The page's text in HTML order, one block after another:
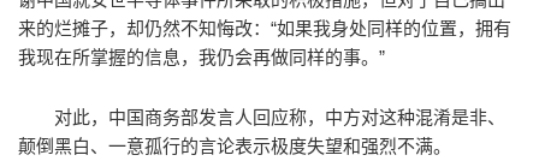
来的烂摊子，却仍然不知悔改：“如果我身处同样的位置，拥有
我现在所掌握的信息，我仍会再做同样的事。”
对此，中国商务部发言人回应称，中方对这种混淆是非、
颠倒黑白、一意孤行的言论表示极度失望和强烈不满。